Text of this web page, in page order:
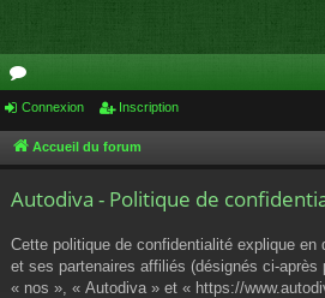
or
u
Connexion Inscription
Accueil du forum
Autodiva - Politique de
Cette politique de confidentialité explique
et ses partenaires affiliés (désignés ci-après
« nos », « Autodiva » et « https://